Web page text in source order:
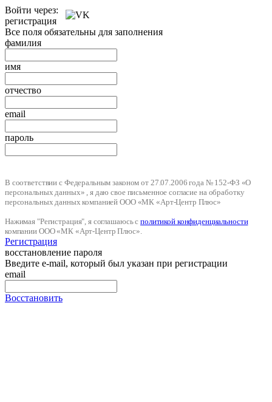
Войти через:
регистрация
Все поля обязательны для заполнения
фамилия
имя
отчество
email
пароль
В соответствии с Федеральным законом от 27.07.2006 года № 152-ФЗ «О
персональных данных» , я даю свое письменное согласие на обработку
персональных данных компанией ООО «МК «Арт-Центр Плюс»
Нажимая "Регистрация", я соглашаюсь сполитикой конфиденциальности
компании ООО «МК «Арт-Центр Плюс».
Регистрация
восстановление пароля
Введите e-mail, который был указан при регистрации
email
Восстановить